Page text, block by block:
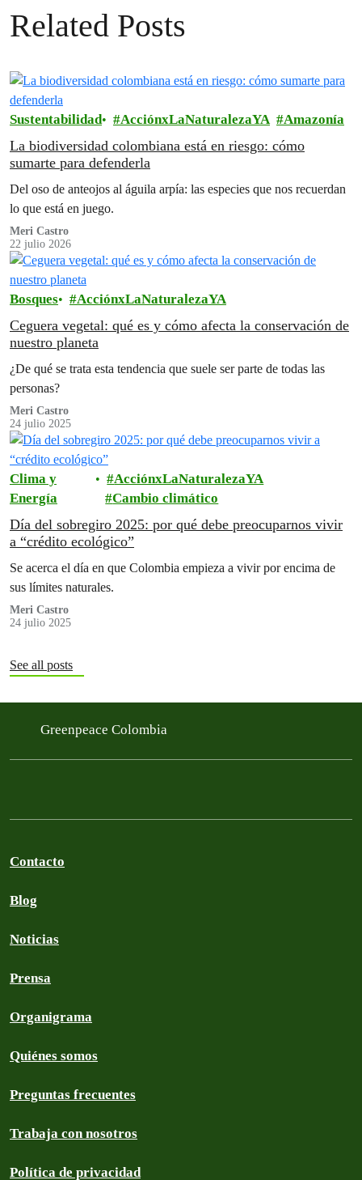
Related Posts
Sustentabilidad AcciónxLaNaturalezaYA Amazonía
La biodiversidad colombiana está en riesgo: cómo
sumarte para defenderla
Del oso de anteojos al águila arpía: las especies que nos recuerdan
lo que está en juego.
Meri Castro
22 julio 2026
Bosques AcciónxLaNaturalezaYA
Ceguera vegetal: qué es y cómo afecta la conservación de
nuestro planeta
¿De qué se trata esta tendencia que suele ser parte de todas las
personas?
Meri Castro
24 julio 2025
Clima y
Energía
AcciónxLaNaturalezaYA
Cambio climático
Día del sobregiro 2025: por qué debe preocuparnos vivir
a “crédito ecológico”
Se acerca el día en que Colombia empieza a vivir por encima de
sus límites naturales.
Meri Castro
24 julio 2025
See all posts
Greenpeace Colombia
Contacto
Blog
Noticias
Prensa
Organigrama
Quiénes somos
Preguntas frecuentes
Trabaja con nosotros
Política de privacidad